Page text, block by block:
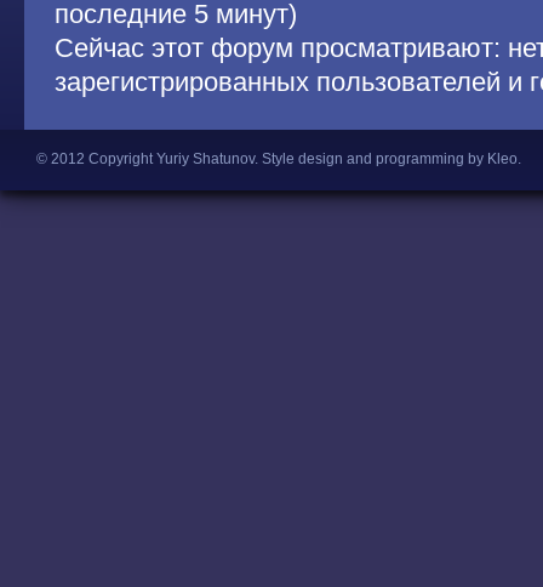
последние 5 минут)
Сейчас этот форум просматривают:
зарегистрированных пользователей и
© 2012 Copyright Yuriy Shatunov. Style design and programming by Kleo.